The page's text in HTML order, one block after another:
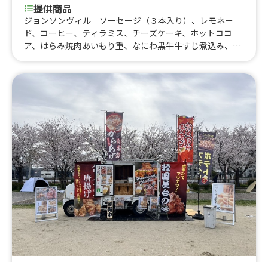
提供商品
ジョンソンヴィル ソーセージ（３本入り）、レモネー
ド、コーヒー、ティラミス、チーズケーキ、ホットココ
ア、はらみ焼肉あいもり重、なにわ黒牛牛すじ煮込み、河
串、大阪梅ポーク肉巻きおにぎり、ハラミ重(ランチ)90
0、熟成ハラミ串ランチ、塩タン串ランチ、焼肉丼、大阪
美人カステラ15個、大阪美人カステラ25個、大阪美人カス
テラ40個、チュロス、りんご飴、大阪産梅ポーク焼きそ
ば、カステラいちごパフェ、焼き鳥、いちご飴、ビール、
冷やしパイン、なにわ黒牛の極上焼きそば、フランクフル
ト、カキ氷、仙台牛タン重、唐揚げ、焼き芋、ポテト、た
こ焼き